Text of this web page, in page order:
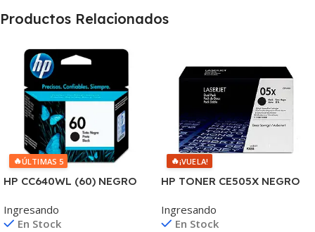
Productos Relacionados
🔥ÚLTIMAS 5
HP CC640WL (60) NEGRO
F4580/F4280/F4480/D110
Ingresando
En Stock
🔥¡VUELA!
HP TONER CE505X NEGRO
Ingresando
En Stock